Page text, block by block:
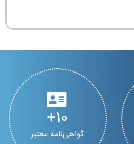
10
گواهی‌نامه معتبر